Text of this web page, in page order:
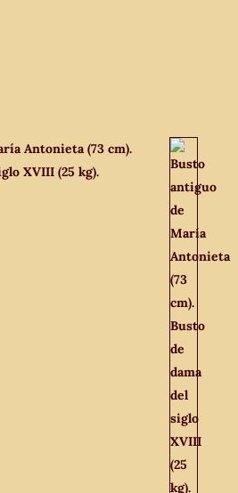
Antonieta (73 cm).
XVIII (25 kg).